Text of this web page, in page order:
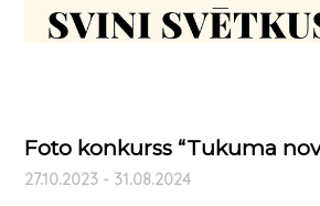
Foto konkurss “Tukuma
27.10.2023 - 31.08.2024